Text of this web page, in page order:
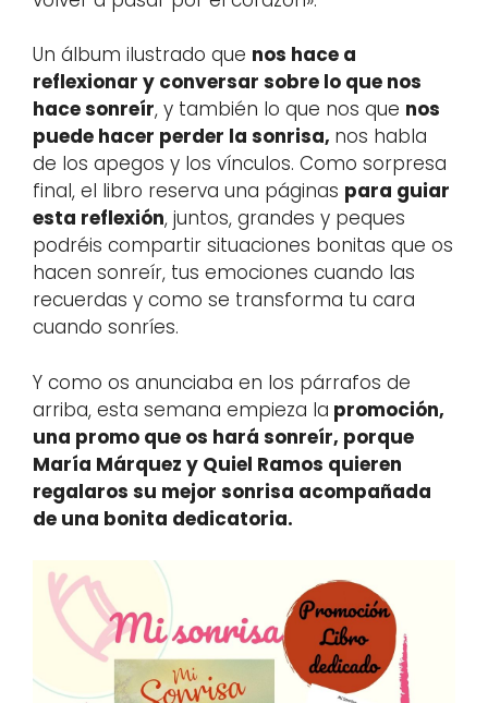
Un álbum ilustrado que nos hace a
reflexionar y conversar sobre lo que nos
hace sonreír, y también lo que nos que nos
puede hacer perder la sonrisa, nos habla
de los apegos y los vínculos. Como sorpresa
final, el libro reserva una páginas para guiar
esta reflexión, juntos, grandes y peques
podréis compartir situaciones bonitas que os
hacen sonreír, tus emociones cuando las
recuerdas y como se transforma tu cara
cuando sonríes.
Y como os anunciaba en los párrafos de
arriba, esta semana empieza la promoción,
una promo que os hará sonreír, porque
María Márquez y Quiel Ramos quieren
regalaros su mejor sonrisa acompañada
de una bonita dedicatoria.